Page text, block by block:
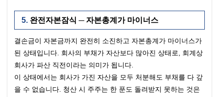
완전자본잠식 ─ 자본총계가 마이너스
결손금이 자본금까지 완전히 소진하고 자본총계가 마이너스가
된 상태입니다. 회사의 부채가 자산보다 많아진 상태로, 회계상
회사가 파산 직전이라는 의미가 됩니다.
이 상태에서는 회사가 가진 자산을 모두 처분해도 부채를 다 갚
을 수 없습니다. 청산 시 주주는 한 푼도 돌려받지 못하는 것은